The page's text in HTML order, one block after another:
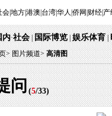
会|地方|港澳 台湾|华人 侨网 财经| 产
内·社会|国际博览|娱乐体育|
>图片频道> 高清图
问(5/33)